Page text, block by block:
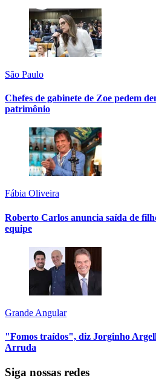
São Paulo
Chefes de gabinete de Zoe pedem
patrimônio
Fábia Oliveira
Roberto Carlos anuncia saída de
equipe
Grande Angular
"Fomos traídos", diz Jorginho
Arruda
Siga nossas redes